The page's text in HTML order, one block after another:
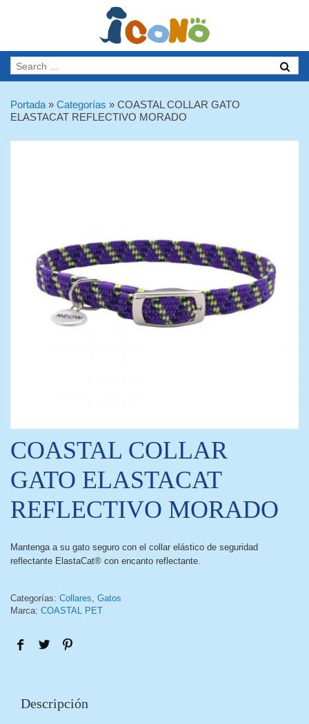
Portada » Categorías » COASTAL COLLAR GATO
ELASTACAT REFLECTIVO MORADO
COASTAL COLLAR
GATO ELASTACAT
REFLECTIVO MORADO
Mantenga a su gato seguro con el collar elástico de seguridad
reflectante ElastaCat® con encanto reflectante.
Categorías: Collares, Gatos
Marca: COASTAL PET
Descripción